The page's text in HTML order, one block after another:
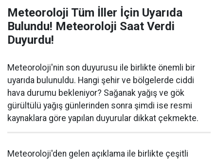
Meteoroloji Tüm İller İçin Uyarıda
Bulundu! Meteoroloji Saat Verdi
Duyurdu!
Meteoroloji'nin son duyurusu ile birlikte önemli bir
uyarıda bulunuldu. Hangi şehir ve bölgelerde ciddi
hava durumu bekleniyor? Sağanak yağış ve gök
gürültülü yağış günlerinden sonra şimdi ise resmi
kaynaklara göre yapılan duyurular dikkat çekmekte.
Meteoroloji'den gelen açıklama ile birlikte çeşitli